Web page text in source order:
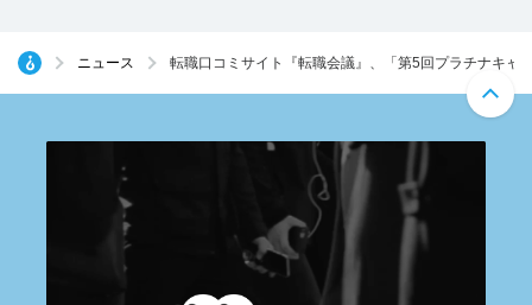
ニュース 転職口コミサイト『転職会議』、「第5回プラチナキャ